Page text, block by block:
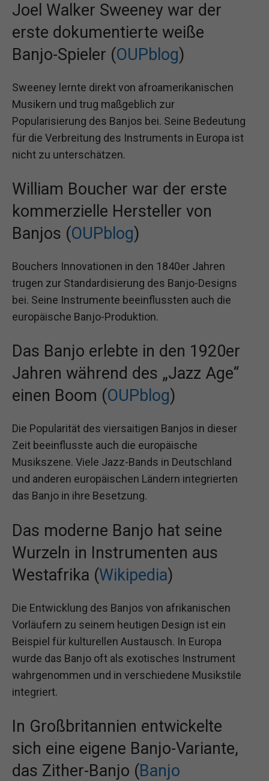
Joel Walker Sweeney war der
erste dokumentierte weiße
Banjo-Spieler (OUPblog)
Sweeney lernte direkt von afroamerikanischen
Musikern und trug maßgeblich zur
Popularisierung des Banjos bei. Seine Bedeutung
für die Verbreitung des Instruments in Europa ist
nicht zu unterschätzen.
William Boucher war der erste
kommerzielle Hersteller von
Banjos (OUPblog)
Bouchers Innovationen in den 1840er Jahren
trugen zur Standardisierung des Banjo-Designs
bei. Seine Instrumente beeinflussten auch die
europäische Banjo-Produktion.
Das Banjo erlebte in den 1920er
Jahren während des „Jazz Age“
einen Boom (OUPblog)
Die Popularität des viersaitigen Banjos in dieser
Zeit beeinflusste auch die europäische
Musikszene. Viele Jazz-Bands in Deutschland
und anderen europäischen Ländern integrierten
das Banjo in ihre Besetzung.
Das moderne Banjo hat seine
Wurzeln in Instrumenten aus
Westafrika (Wikipedia)
Die Entwicklung des Banjos von afrikanischen
Vorläufern zu seinem heutigen Design ist ein
Beispiel für kulturellen Austausch. In Europa
wurde das Banjo oft als exotisches Instrument
wahrgenommen und in verschiedene Musikstile
integriert.
In Großbritannien entwickelte
sich eine eigene Banjo-Variante,
das Zither-Banjo (Banjo